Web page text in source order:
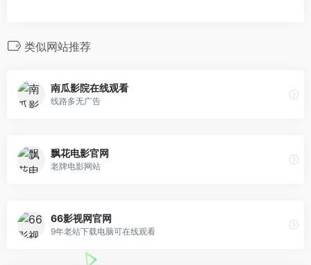
类似网站推荐
南瓜影院在线观看
线路多无广告
飘花电影官网
老牌电影网站
66影视网官网
9年老站下载电脑可在线观看